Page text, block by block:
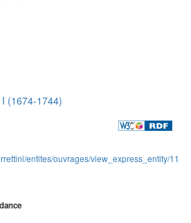
(1674-1744)
entites/ouvrages/view_express_entity/11